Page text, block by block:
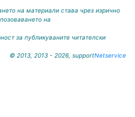
на материали става чрез изрично
на
за публикуваните читателски
© 2013, 2013 - 2026, supportNetservice